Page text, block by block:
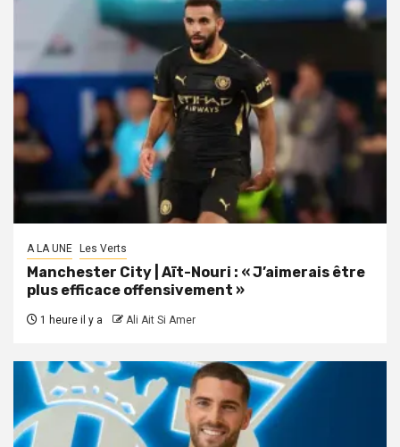
A LA UNE Les Verts
Manchester City | Aït-Nouri : « J’aimerais être
plus efficace offensivement »
1 heure il y a Ali Ait Si Amer